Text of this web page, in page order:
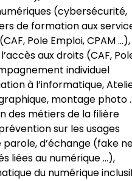
(cybersécurité,
de formation aux
Pole Emploi, CPAM …),
aux droits (CAF,
individuel
à l’informatique,
montage photo
des métiers de la filière
sur les usages
d’échange (fake
liées au numérique …),
du numérique